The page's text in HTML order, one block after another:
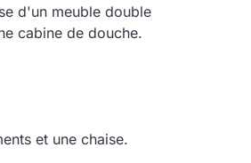
d'un meuble double
cabine de douche.
et une chaise.